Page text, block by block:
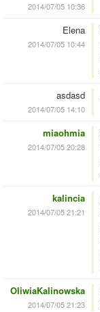
2014/07/05 10:36
Elena
2014/07/05 10:44
asdasd
2014/07/05 14:10
miaohmia
2014/07/05 20:28
kalincia
2014/07/05 21:21
OliwiaKalinowska
2014/07/05 21:23